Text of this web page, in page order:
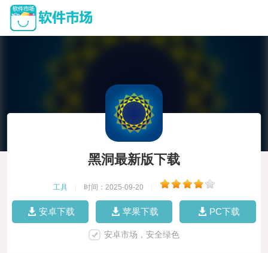
黑洞最新版下载
工具 时间：2025-09-20
安卓下载 苹果下载 PC下载
安卓市场，安全绿色